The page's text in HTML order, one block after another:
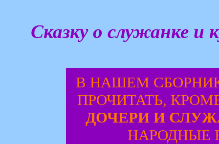
Сказку о служанке и
В НАШЕМ
ПРОЧИТАТЬ,
ДОЧЕРИ И
НАРОДНЫЕ